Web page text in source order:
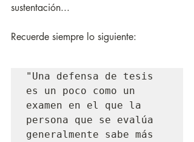
sustentación...
Recuerde siempre lo siguiente:
"Una defensa de tesis
es un poco como un
examen en el que la
persona que se evalúa
generalmente sabe más